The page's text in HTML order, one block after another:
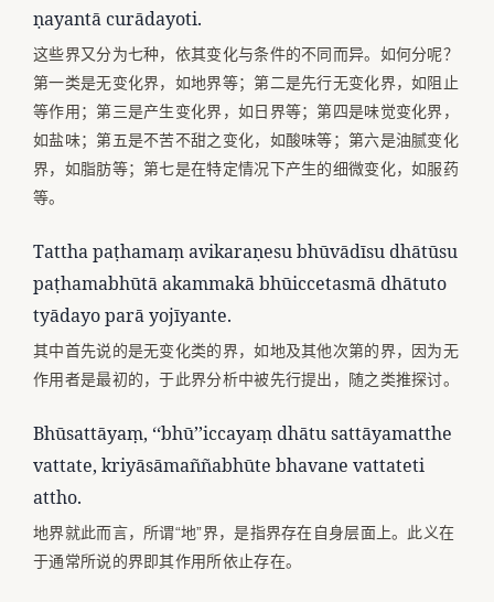
ṇayantā curādayoti.
这些界又分为七种，依其变化与条件的不同而异。如何分呢？
第一类是无变化界，如地界等；第二是先行无变化界，如阻止
等作用；第三是产生变化界，如日界等；第四是味觉变化界，
如盐味；第五是不苦不甜之变化，如酸味等；第六是油腻变化
界，如脂肪等；第七是在特定情况下产生的细微变化，如服药
等。
Tattha paṭhamaṃ avikaraṇesu bhūvādīsu dhātūsu
paṭhamabhūtā akammakā bhūiccetasmā dhātuto
tyādayo parā yojīyante.
其中首先说的是无变化类的界，如地及其他次第的界，因为无
作用者是最初的，于此界分析中被先行提出，随之类推探讨。
Bhūsattāyaṃ, ‘‘bhū’’iccayaṃ dhātu sattāyamatthe
vattate, kriyāsāmaññabhūte bhavane vattateti
attho.
地界就此而言，所谓“地”界，是指界存在自身层面上。此义在
于通常所说的界即其作用所依止存在。